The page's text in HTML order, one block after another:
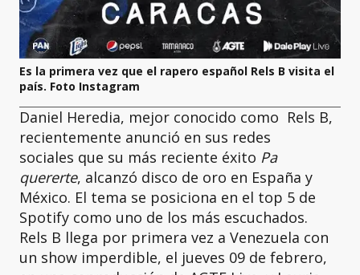
Es la primera vez que el rapero español Rels B visita el
país. Foto Instagram
Daniel Heredia, mejor conocido como Rels B,
recientemente anunció en sus redes
sociales que su más reciente éxito Pa
quererte, alcanzó disco de oro en España y
México. El tema se posiciona en el top 5 de
Spotify como uno de los más escuchados.
Rels B llega por primera vez a Venezuela con
un show imperdible, el jueves 09 de febrero,